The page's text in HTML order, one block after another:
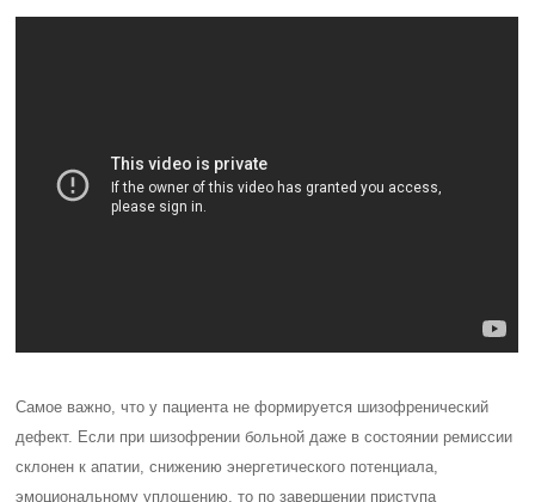
Самое важно, что у пациента не формируется шизофренический
дефект. Если при шизофрении больной даже в состоянии ремиссии
склонен к апатии, снижению энергетического потенциала,
эмоциональному уплощению, то по завершении приступа